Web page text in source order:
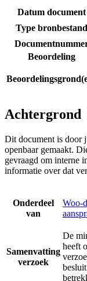
Datum document
Type bronbestand
Beoordeling
Achtergrond
Dit document is door
openbaar gemaakt.
gevraagd om interne
informatie over dat
Onderdeel
van
Woo-
Samenvatting
verzoek
De
heeft